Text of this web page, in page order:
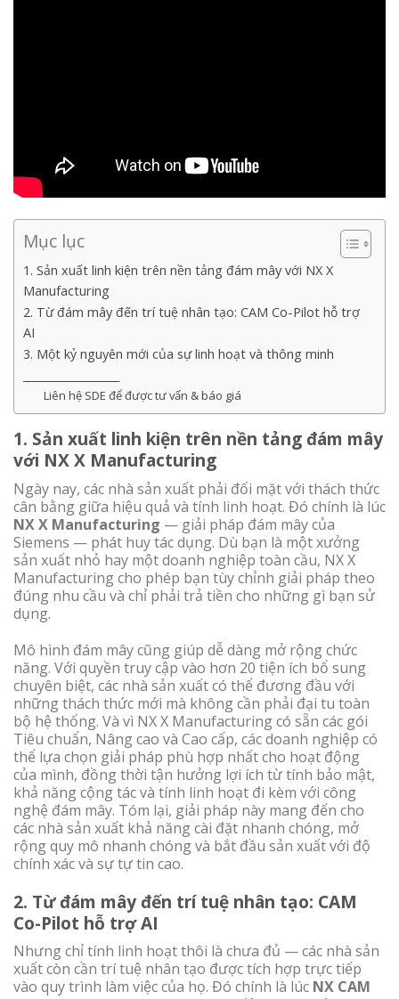
Mục lục
1. Sản xuất linh kiện trên nền tảng đám mây với NX X
Manufacturing
2. Từ đám mây đến trí tuệ nhân tạo: CAM Co-Pilot hỗ trợ
AI
3. Một kỷ nguyên mới của sự linh hoạt và thông minh
Liên hệ SDE để được tư vấn & báo giá
1. Sản xuất linh kiện trên nền tảng đám mây
với NX X Manufacturing
Ngày nay, các nhà sản xuất phải đối mặt với thách thức
cân bằng giữa hiệu quả và tính linh hoạt. Đó chính là lúc
NX X Manufacturing — giải pháp đám mây của
Siemens — phát huy tác dụng. Dù bạn là một xưởng
sản xuất nhỏ hay một doanh nghiệp toàn cầu, NX X
Manufacturing cho phép bạn tùy chỉnh giải pháp theo
đúng nhu cầu và chỉ phải trả tiền cho những gì bạn sử
dụng.
Mô hình đám mây cũng giúp dễ dàng mở rộng chức
năng. Với quyền truy cập vào hơn 20 tiện ích bổ sung
chuyên biệt, các nhà sản xuất có thể đương đầu với
những thách thức mới mà không cần phải đại tu toàn
bộ hệ thống. Và vì NX X Manufacturing có sẵn các gói
Tiêu chuẩn, Nâng cao và Cao cấp, các doanh nghiệp có
thể lựa chọn giải pháp phù hợp nhất cho hoạt động
của mình, đồng thời tận hưởng lợi ích từ tính bảo mật,
khả năng cộng tác và tính linh hoạt đi kèm với công
nghệ đám mây. Tóm lại, giải pháp này mang đến cho
các nhà sản xuất khả năng cài đặt nhanh chóng, mở
rộng quy mô nhanh chóng và bắt đầu sản xuất với độ
chính xác và sự tự tin cao.
2. Từ đám mây đến trí tuệ nhân tạo: CAM
Co-Pilot hỗ trợ AI
Nhưng chỉ tính linh hoạt thôi là chưa đủ — các nhà sản
xuất còn cần trí tuệ nhân tạo được tích hợp trực tiếp
vào quy trình làm việc của họ. Đó chính là lúc NX CAM